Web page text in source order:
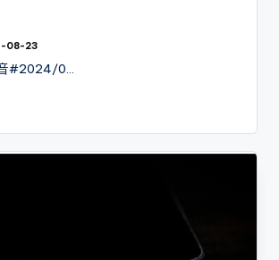
08-23
#2024/0…